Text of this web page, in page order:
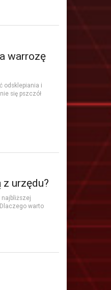
warrozę
odsklepiania i
się pszczół
urzędu?
najbliższej
warto